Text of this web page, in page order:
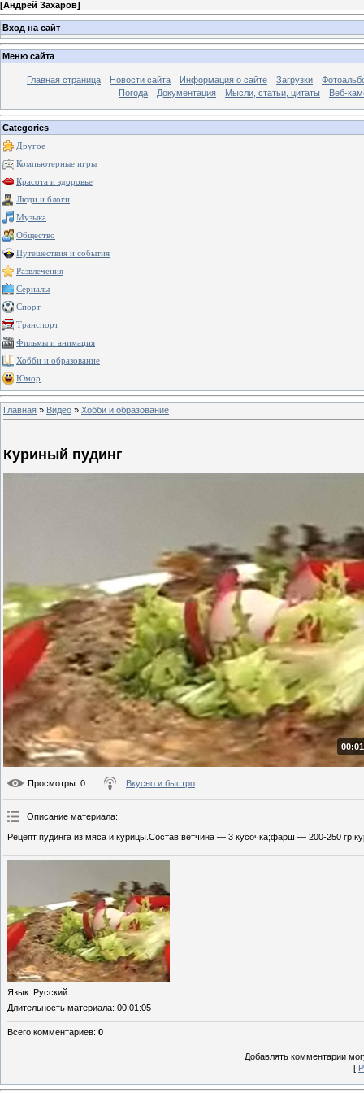
[Андрей Захаров]
Вход на сайт
Меню сайта
Главная страница Новости сайта Информация о сайте Загрузки
Погода
Документация Мысли, статьи, цитаты Веб-
Categories
Другое
Компьютерные игры
Красота и здоровье
Люди и блоги
Музыка
Общество
Путешествия и события
Развлечения
Сериалы
Спорт
Транспорт
Фильмы и анимация
Хобби и образование
Юмор
Главная » Видео » Хобби и образование
Куриный пудинг
Просмотры: 0 Вкусно и быстро
Описание материала:
Рецепт пудинга из мяса и курицы.Состав:ветчина — 3 кусочка;фарш — 200-250
Язык: Русский
Длительность материала: 00:01:05
Всего комментариев: 0
Добавлять комментарии
[